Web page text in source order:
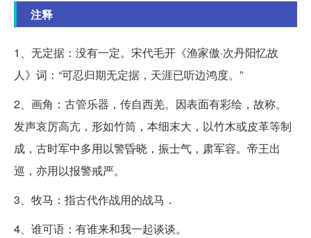
注释
1、无定据：没有一定。宋代毛开《渔家傲·次丹阳忆故
人》词：“可忍归期无定据，天涯已听边鸿度。”
2、画角：古管乐器，传自西羌。因表面有彩绘，故称。
发声哀厉高亢，形如竹筒，本细末大，以竹木或皮革等制
成，古时军中多用以警昏晓，振士气，肃军容。帝王出
巡，亦用以报警戒严。
3、牧马：指古代作战用的战马．
4、谁可语：有谁来和我一起谈谈。